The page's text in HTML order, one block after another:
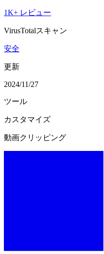
1K+ レビュー
VirusTotalスキャン
安全
更新
2024/11/27
ツール
カスタマイズ
動画クリッピング